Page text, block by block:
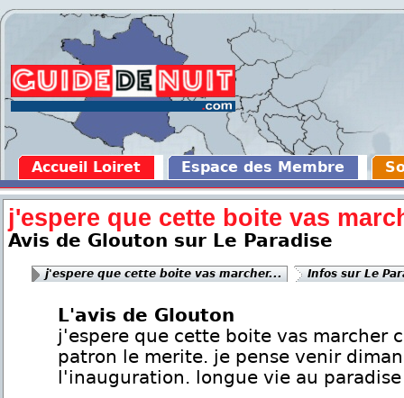
Accueil Loiret Espace des Membre
j'espere que cette boite vas
Avis de Glouton sur Le Paradise
j'espere que cette boite vas marcher... Infos sur Le
L'avis de Glouton
j'espere que cette boite vas marcher
patron le merite. je pense venir
l'inauguration. longue vie au paradise